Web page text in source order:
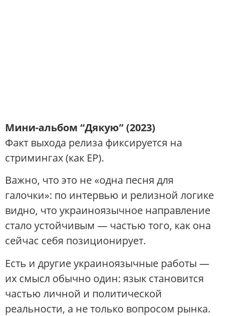
Мини-альбом “Дякую” (2023)
Факт выхода релиза фиксируется на
стримингах (как EP).
Важно, что это не «одна песня для
галочки»: по интервью и релизной логике
видно, что украиноязычное направление
стало устойчивым — частью того, как она
сейчас себя позиционирует.
Есть и другие украиноязычные работы —
их смысл обычно один: язык становится
частью личной и политической
реальности, а не только вопросом рынка.